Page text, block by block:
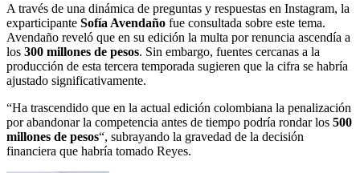
A través de una dinámica de preguntas y respuestas en Instagram, la
exparticipante Sofía Avendaño fue consultada sobre este tema.
Avendaño reveló que en su edición la multa por renuncia ascendía a
los 300 millones de pesos. Sin embargo, fuentes cercanas a la
producción de esta tercera temporada sugieren que la cifra se habría
ajustado significativamente.
“Ha trascendido que en la actual edición colombiana la penalización
por abandonar la competencia antes de tiempo podría rondar los 500
millones de pesos“, subrayando la gravedad de la decisión
financiera que habría tomado Reyes.